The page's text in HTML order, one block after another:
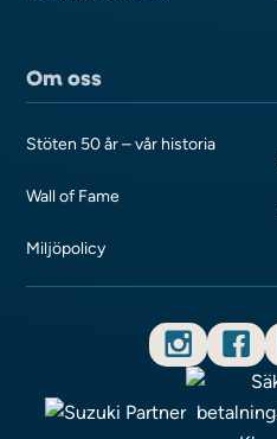
Om oss
Stöten 50 år – vår historia
Wall of Fame
Miljöpolicy